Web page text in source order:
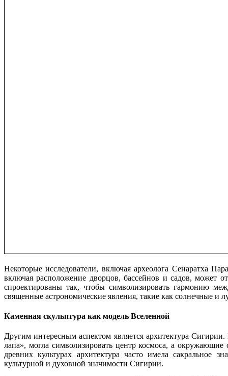
Некоторые исследователи, включая археолога Сенаратха
включая расположение дворцов, бассейнов и садов, может
спроектированы так, чтобы символизировать гармонию
священные астрономические явления, такие как солнечные и
Каменная скульптура как модель Вселенной
Другим интересным аспектом является архитектура
лапа», могла символизировать центр космоса, а
древних культурах архитектура часто имела сакральное
культурной и духовной значимости Сигирии.